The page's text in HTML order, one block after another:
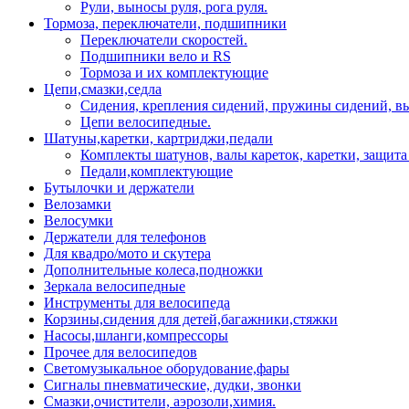
Рули, выносы руля, рога руля.
Тормоза, переключатели, подшипники
Переключатели скоростей.
Подшипники вело и RS
Тормоза и их комплектующие
Цепи,смазки,седла
Сидения, крепления сидений, пружины сидений,
Цепи велосипедные.
Шатуны,каретки, картриджи,педали
Комплекты шатунов, валы кареток, каретки,
Педали,комплектующие
Бутылочки и держатели
Велозамки
Велосумки
Держатели для телефонов
Для квадро/мото и скутера
Дополнительные колеса,подножки
Зеркала велосипедные
Инструменты для велосипеда
Корзины,сидения для детей,багажники,стяжки
Насосы,шланги,компрессоры
Прочее для велосипедов
Светомузыкальное оборудование,фары
Сигналы пневматические, дудки, звонки
Смазки,очистители, аэрозоли,химия.